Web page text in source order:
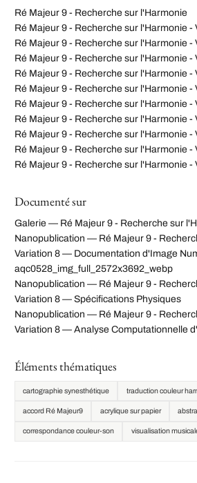
Ré Majeur 9 - Recherche sur l'Harmonie
Ré Majeur 9 - Recherche sur l'Harmonie -
Ré Majeur 9 - Recherche sur l'Harmonie -
Ré Majeur 9 - Recherche sur l'Harmonie -
Ré Majeur 9 - Recherche sur l'Harmonie -
Ré Majeur 9 - Recherche sur l'Harmonie -
Ré Majeur 9 - Recherche sur l'Harmonie -
Ré Majeur 9 - Recherche sur l'Harmonie -
Ré Majeur 9 - Recherche sur l'Harmonie -
Ré Majeur 9 - Recherche sur l'Harmonie -
Ré Majeur 9 - Recherche sur l'Harmonie -
Documenté sur
Galerie — Ré Majeur 9 - Recherche sur
Nanopublication — Ré Majeur 9 -
Variation 8 — Documentation d'Image
aqc0528_img_full_2572x3692_webp
Nanopublication — Ré Majeur 9 -
Variation 8 — Spécifications Physiques
Nanopublication — Ré Majeur 9 -
Variation 8 — Analyse Computationnelle
Éléments thématiques
cartographie synesthétique traduction couleur
accord Ré Majeur9 acrylique sur papier
correspondance couleur-son visualisation